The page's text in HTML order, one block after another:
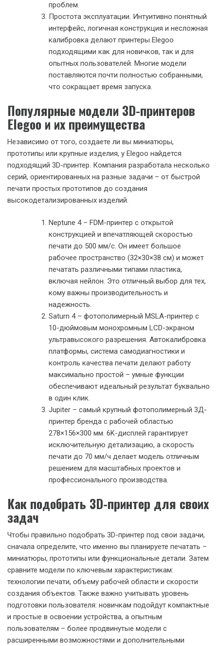
проблем.
Простота эксплуатации. Интуитивно понятный
интерфейс, логичная конструкция и несложная
калибровка делают принтеры Elegoo
подходящими как для новичков, так и для
опытных пользователей. Многие модели
поставляются почти полностью собранными,
что сокращает время запуска.
Популярные модели 3D-принтеров
Elegoo и их преимущества
Независимо от того, создаете ли вы миниатюры,
прототипы или крупные изделия, у Elegoo найдется
подходящий 3D-принтер. Компания разработала несколько
серий, ориентированных на разные задачи – от быстрой
печати простых прототипов до создания
высокодетализированных изделий.
Neptune 4 – FDM-принтер с открытой
конструкцией и впечатляющей скоростью
печати до 500 мм/с. Он имеет большое
рабочее пространство (32×30×38 см) и может
печатать различными типами пластика,
включая нейлон. Это отличный выбор для тех,
кому важны производительность и
надежность.
Saturn 4 – фотополимерный MSLA-принтер с
10-дюймовым монохромным LCD-экраном
ультравысокого разрешения. Автокалибровка
платформы, система самодиагностики и
контроль качества печати делают работу
максимально простой – умные функции
обеспечивают идеальный результат буквально
в один клик.
Jupiter – самый крупный фотополимерный 3Д-
принтер бренда с рабочей областью
278×156×300 мм. 6K-дисплей гарантирует
исключительную детализацию, а скорость
печати до 70 мм/ч делает модель отличным
решением для масштабных проектов и
профессионального производства.
Как подобрать 3D-принтер для своих
задач
Чтобы правильно подобрать 3D-принтер под свои задачи,
сначала определите, что именно вы планируете печатать –
миниатюры, прототипы или функциональные детали. Затем
сравните модели по ключевым характеристикам:
технологии печати, объему рабочей области и скорости
создания объектов. Также важно учитывать уровень
подготовки пользователя: новичкам подойдут компактные
и простые в освоении устройства, а опытным
пользователям – более продвинутые модели с
расширенными возможностями и дополнительными